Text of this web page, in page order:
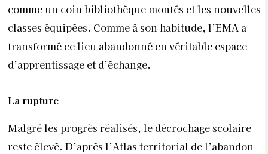
comme un coin bibliothèque montés et les nouvelles
classes équipées. Comme à son habitude, l’EMA a
transformé ce lieu abandonné en véritable espace
d’apprentissage et d’échange.
La rupture
Malgré les progrès réalisés, le décrochage scolaire
reste élevé. D’après l’Atlas territorial de l’abandon